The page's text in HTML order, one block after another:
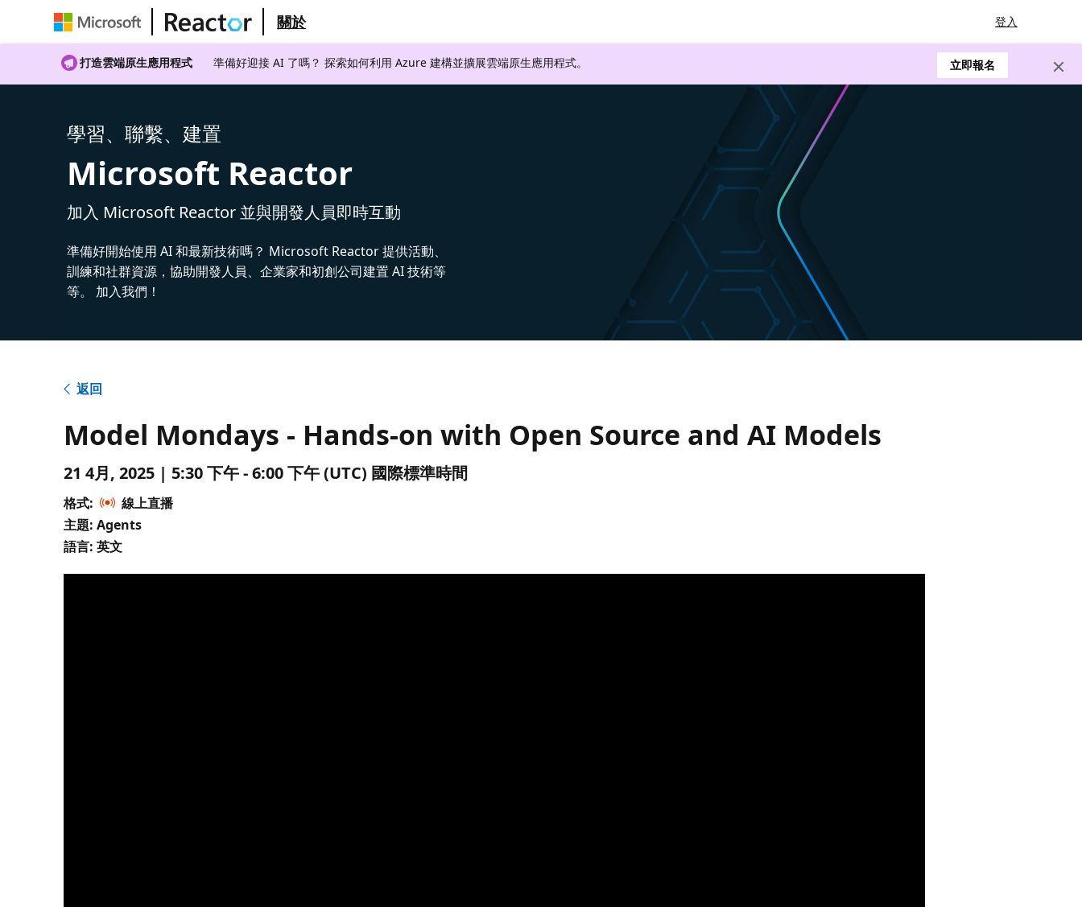
關於 登入
打造雲端原生應用程式 準備好迎接 AI 了嗎？ 探索如何利用 Azure 建構並擴展雲端原生應用程式。 立即報名
學習、聯繫、建置
Microsoft Reactor
加入 Microsoft Reactor 並與開發人員即時互動
準備好開始使用 AI 和最新技術嗎？ Microsoft Reactor 提供活動、
訓練和社群資源，協助開發人員、企業家和初創公司建置 AI 技術等
等。 加入我們！
返回
Model Mondays - Hands-on with Open Source and AI Models
21 4月, 2025 | 5:30 下午 - 6:00 下午 (UTC) 國際標準時間
格式:
線上直播
主題: Agents
語言: 英文